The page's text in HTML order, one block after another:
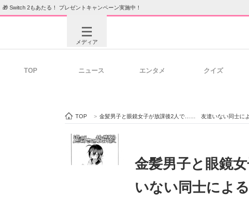
🎁 Switch 2もあたる！ プレゼントキャンペーン実施中！
メディア
ビジネスと働き方のヒント
ITエンジニア向け専門サイト 企業向けIT製品の総合
TOP ニュース エンタメ クイズ
TOP > 金髪男子と眼鏡女子が放課後2人で…… 友達いない同士によ
金髪男子と眼鏡
いない同士によ